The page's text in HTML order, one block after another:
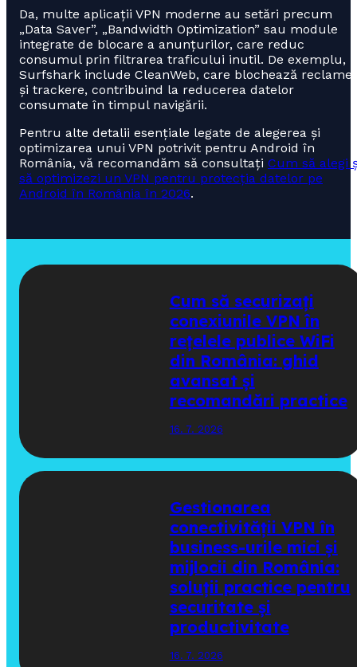
Da, multe aplicații VPN moderne au setări precum
„Data Saver”, „Bandwidth Optimization” sau module
integrate de blocare a anunțurilor, care reduc
consumul prin filtrarea traficului inutil. De exemplu,
Surfshark include CleanWeb, care blochează reclame
și trackere, contribuind la reducerea datelor
consumate în timpul navigării.
Pentru alte detalii esențiale legate de alegerea și
optimizarea unui VPN potrivit pentru Android în
România, vă recomandăm să consultați Cum să alegi
să optimizezi un VPN pentru protecția datelor pe
Android în România în 2026.
Cum să securizați
conexiunile VPN în
rețelele publice WiFi
din România: ghid
avansat și
recomandări practice
16. 7. 2026
Gestionarea
conectivității VPN în
business-urile mici și
mijlocii din România:
soluții practice pentru
securitate și
productivitate
16. 7. 2026